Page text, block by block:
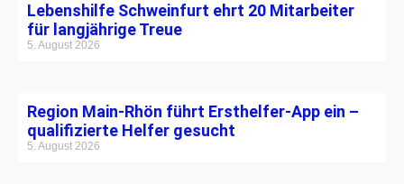
Lebenshilfe Schweinfurt ehrt 20 Mitarbeiter
für langjährige Treue
5. August 2026
Region Main-Rhön führt Ersthelfer-App ein –
qualifizierte Helfer gesucht
5. August 2026